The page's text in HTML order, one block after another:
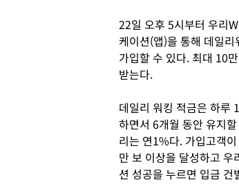
22일 오후 5시부터 우리
케이션(앱)을 통해 데일리
가입할 수 있다. 최대 10
받는다.
데일리 워킹 적금은 하루
하면서 6개월 동안 유지
리는 연1%다. 가입고객
만 보 이상을 달성하고 우
션 성공을 누르면 입금